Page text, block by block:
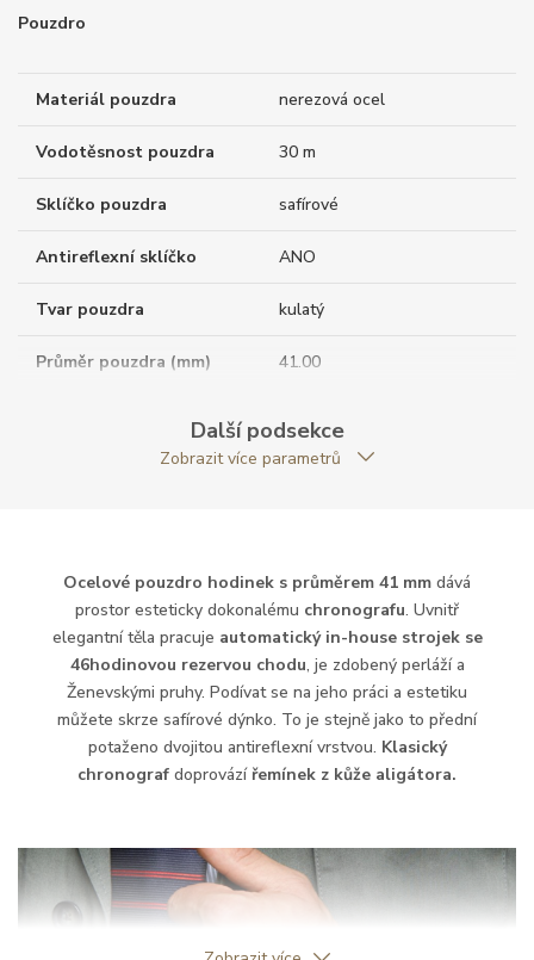
Pouzdro
Materiál pouzdra nerezová ocel
Vodotěsnost pouzdra 30 m
Sklíčko pouzdra safírové
Antireflexní sklíčko ANO
Tvar pouzdra kulatý
Průměr pouzdra (mm) 41.00
Funkce
Datumovka NE
Sekundová ručka ANO
Číselník
Další podsekce
Zobrazit více parametrů
Ocelové pouzdro hodinek s průměrem 41 mm dává
prostor esteticky dokonalému chronografu. Uvnitř
elegantní těla pracuje automatický in-house strojek se
46hodinovou rezervou chodu, je zdobený perláží a
Ženevskými pruhy. Podívat se na jeho práci a estetiku
můžete skrze safírové dýnko. To je stejně jako to přední
potaženo dvojitou antireflexní vrstvou. Klasický
chronograf doprovázířemínek z kůže aligátora.